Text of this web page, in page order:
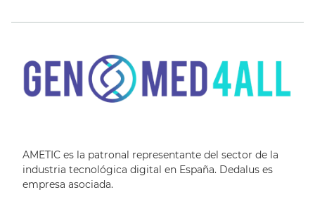
AMETIC es la patronal representante del sector de la
industria tecnológica digital en España. Dedalus es
empresa asociada.